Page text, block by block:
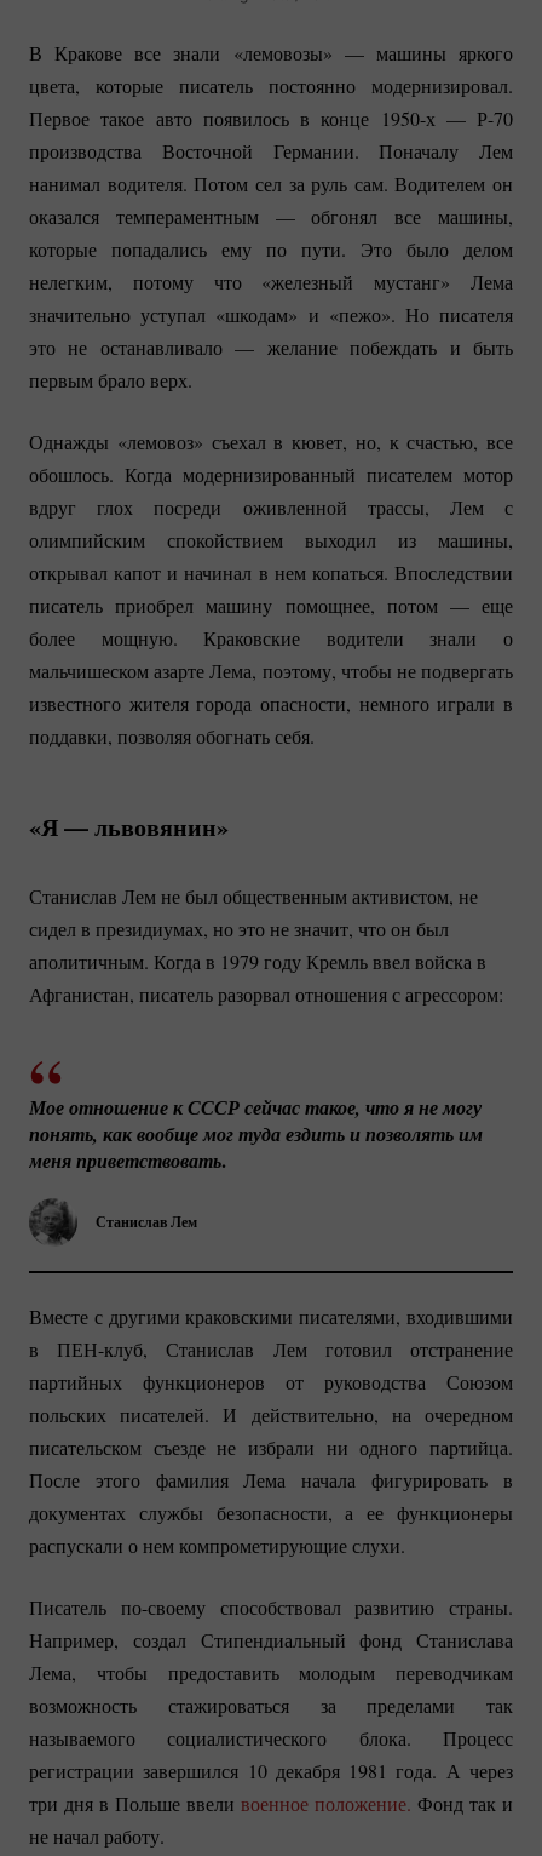
В Кракове все знали «лемовозы» — машины яркого
цвета, которые писатель постоянно модернизировал.
Первое такое авто появилось в конце 1950-х — Р-70
производства Восточной Германии. Поначалу Лем
нанимал водителя. Потом сел за руль сам. Водителем он
оказался темпераментным — обгонял все машины,
которые попадались ему по пути. Это было делом
нелегким, потому что «железный мустанг» Лема
значительно уступал «шкодам» и «пежо». Но писателя
это не останавливало — желание побеждать и быть
первым брало верх.
Однажды «лемовоз» съехал в кювет, но, к счастью, все
обошлось. Когда модернизированный писателем мотор
вдруг глох посреди оживленной трассы, Лем с
олимпийским спокойствием выходил из машины,
открывал капот и начинал в нем копаться. Впоследствии
писатель приобрел машину помощнее, потом — еще
более мощную. Краковские водители знали о
мальчишеском азарте Лема, поэтому, чтобы не подвергать
известного жителя города опасности, немного играли в
поддавки, позволяя обогнать себя.
«Я — львовянин»
Станислав Лем не был общественным активистом, не
сидел в президиумах, но это не значит, что он был
аполитичным. Когда в 1979 году Кремль ввел войска в
Афганистан, писатель разорвал отношения с агрессором:
Станислав Лем
Мое отношение к СССР сейчас такое, что я не могу
понять, как вообще мог туда ездить и позволять им
меня приветствовать.
Вместе с другими краковскими писателями, входившими
в ПЕН-клуб, Станислав Лем готовил отстранение
партийных функционеров от руководства Союзом
польских писателей. И действительно, на очередном
писательском съезде не избрали ни одного партийца.
После этого фамилия Лема начала фигурировать в
документах службы безопасности, а ее функционеры
распускали о нем компрометирующие слухи.
Писатель по-своемуспособствовал развитию страны.
Например, создал Стипендиальный фонд Станислава
Лема, чтобы предоставить молодым переводчикам
возможность стажироваться за пределами так
называемого социалистического блока. Процесс
регистрации завершился 10 декабря 1981 года. А через
три дня в Польше ввели военное положение. Фонд так и
не начал работу.